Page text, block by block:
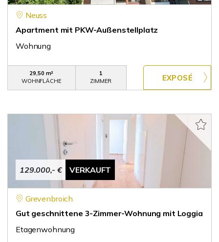
Neuss
Apartment mit PKW-Außenstellplatz
Wohnung
29,50 m²
WOHNFLÄCHE
1
ZIMMER
129.000,- € VERKAUFT
Grevenbroich
Gut geschnittene 3-Zimmer-Wohnung mit Loggia
Etagenwohnung